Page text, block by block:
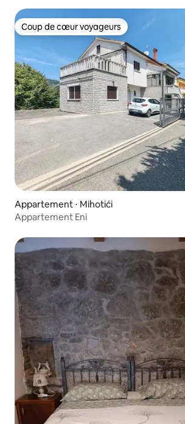
Coup de cœur voyageurs
Coup de cœur voyageurs
Appartement ⋅ Mihotići
Appartement Eni